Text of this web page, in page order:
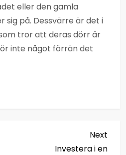
eller den gamla
sig på. Dessvärre är det i
tror att deras dörr är
inte något förrän det
Post
Next
Investera i en